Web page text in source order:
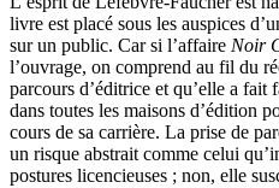
livre est placé sous les auspices
sur un public. Car si l’affaire Noir
l’ouvrage, on comprend au fil du
parcours d’éditrice et qu’elle a fait
dans toutes les maisons d’édition
cours de sa carrière. La prise de
un risque abstrait comme celui
postures licencieuses ; non, elle